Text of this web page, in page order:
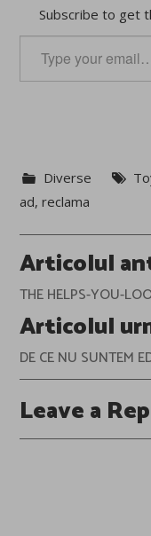
Subscribe to get
your
email…
Diverse
ad,reclama
Post
navigation
Articolul
THE HELPS-YOU-
Articolul
DE CE NU SUNTEM
Leave a